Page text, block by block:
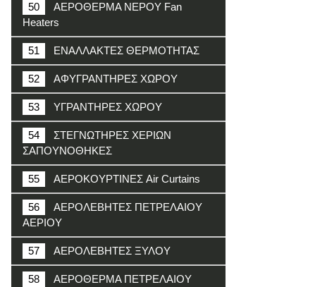
50
ΑΕΡΟΘΕΡΜΑ ΝΕΡΟΥ Fan
Heaters
51 ΕΝΑΛΛΑΚΤΕΣ ΘΕΡΜΟΤΗΤΑΣ
52 ΑΦΥΓΡΑΝΤΗΡΕΣ ΧΩΡΟΥ
53 ΥΓΡΑΝΤΗΡΕΣ ΧΩΡΟΥ
54
ΣΤΕΓΝΩΤΗΡΕΣ ΧΕΡΙΩΝ
ΣΑΠΟΥΝΟΘΗΚΕΣ
55 ΑΕΡΟΚΟΥΡΤΙΝΕΣ Air Curtains
56
ΑΕΡΟΛΕΒΗΤΕΣ ΠΕΤΡΕΛΑΙΟΥ
ΑΕΡΙΟΥ
57 ΑΕΡΟΛΕΒΗΤΕΣ ΞΥΛΟΥ
58 ΑΕΡΟΘΕΡΜΑ ΠΕΤΡΕΛΑΙΟΥ